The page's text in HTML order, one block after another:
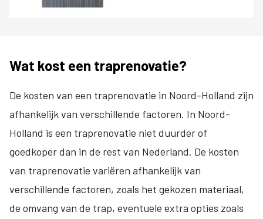
Wat kost een traprenovatie?
De kosten van een traprenovatie in Noord-Holland zijn
afhankelijk van verschillende factoren. In Noord-
Holland is een traprenovatie niet duurder of
goedkoper dan in de rest van Nederland. De kosten
van traprenovatie variëren afhankelijk van
verschillende factoren, zoals het gekozen materiaal,
de omvang van de trap, eventuele extra opties zoals